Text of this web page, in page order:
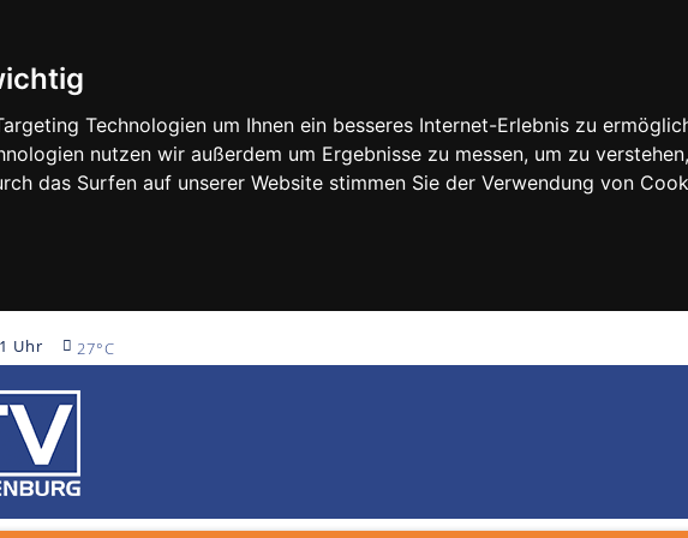
Technologien um Ihnen ein besseres Internet-Erlebnis zu
nutzen wir außerdem um Ergebnisse zu messen, um zu
das Surfen auf unserer Website stimmen Sie der Verwendung von
Uhr 27°C